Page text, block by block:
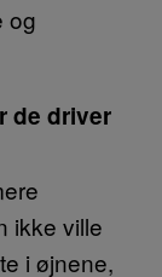
og
de driver
ikke ville
i øjnene,